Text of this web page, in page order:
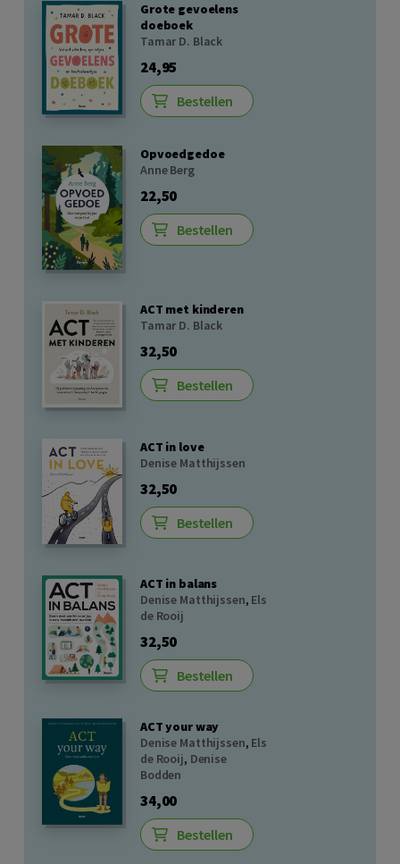
Grote gevoelens
doeboek
Tamar D. Black
24,95
Bestellen
Opvoedgedoe
Anne Berg
22,50
Bestellen
ACT met kinderen
Tamar D. Black
32,50
Bestellen
ACT in love
Denise Matthijssen
32,50
Bestellen
ACT in balans
Denise Matthijssen, Els
de Rooij
32,50
Bestellen
ACT your way
Denise Matthijssen, Els
de Rooij, Denise
Bodden
34,00
Bestellen